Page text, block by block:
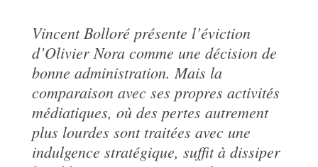
Vincent Bolloré présente l’éviction
d’Olivier Nora comme une décision de
bonne administration. Mais la
comparaison avec ses propres activités
médiatiques, où des pertes autrement
plus lourdes sont traitées avec une
indulgence stratégique, suffit à dissiper